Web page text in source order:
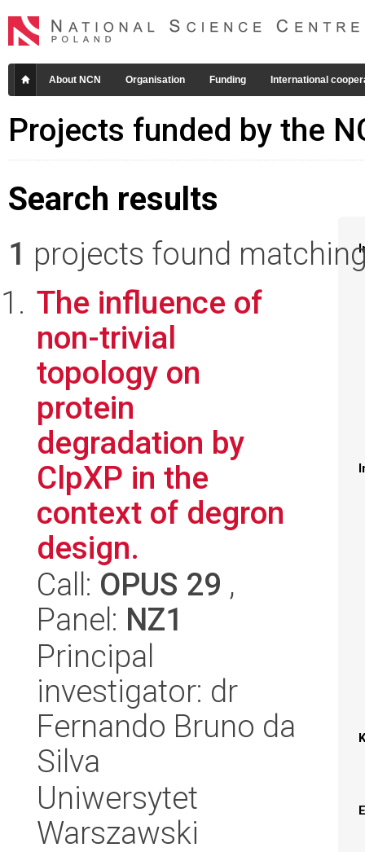
About NCN Organisation Funding International
Projects funded by the
Search results
1 projects found
The influence of
non-trivial
topology on
protein
degradation by
ClpXP in the
context of degron
design.
Call: OPUS 29 ,
Panel: NZ1
Principal
investigator: dr
Fernando Bruno da
Silva
Uniwersytet
Warszawski